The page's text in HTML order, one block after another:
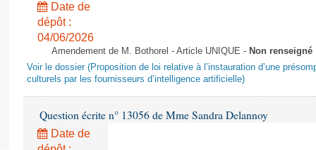
Comptes rendus des débats
Date de
dépôt :
04/06/2026
Amendement de M. Bothorel - Article UNIQUE - Non renseigné
Voir le dossier (Proposition de loi relative à l’instauration d’une
culturels par les fournisseurs d’intelligence artificielle)
Question écrite n° 13056 de Mme Sandra Delannoy
Date de